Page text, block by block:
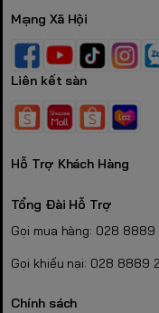
Mạng Xã Hội
Liên kết sàn
Hỗ Trợ Khách Hàng
Tổng Đài Hỗ Trợ
Gọi mua hàng: 028 8889
Gọi khiếu nại: 028 8889
Chính sách